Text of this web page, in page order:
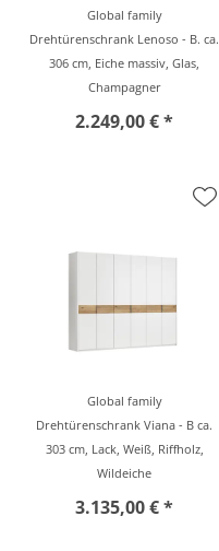
Global family
Drehtürenschrank Lenoso - B. ca.
306 cm, Eiche massiv, Glas,
Champagner
2.249,00 € *
Global family
Drehtürenschrank Viana - B ca.
303 cm, Lack, Weiß, Riffholz,
Wildeiche
3.135,00 € *